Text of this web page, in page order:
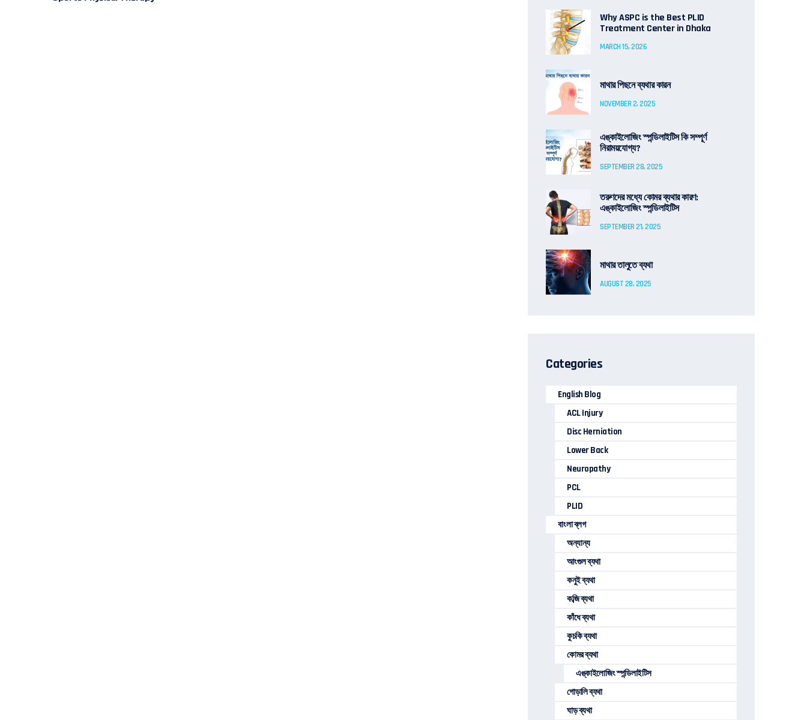
Why ASPC is the Best PLID
Treatment Center in Dhaka
MARCH 15, 2026
মাথার পিছনে ব্যথার কারন
NOVEMBER 2, 2025
এঙ্কাইলোজিং স্পন্ডিলাইটিস কি সম্পূর্ণ
নিরাময়যোগ্য?
SEPTEMBER 28, 2025
তরুণদের মধ্যে কোমর ব্যথার কারণ:
এঙ্কাইলোজিং স্পন্ডিলাইটিস
SEPTEMBER 21, 2025
মাথার তালুতে ব্যথা
AUGUST 28, 2025
Categories
English Blog
ACL Injury
Disc Herniation
Lower Back
Neuropathy
PCL
PLID
বাংলা ব্লগ
অন্যান্য
আংগুল ব্যথা
কনুই ব্যথা
কব্জি ব্যথা
কাঁধে ব্যথা
কুচকি ব্যথা
কোমর ব্যথা
এঙ্কাইলোজিং স্পন্ডিলাইটিস
গোড়ালি ব্যথা
ঘাড় ব্যথা